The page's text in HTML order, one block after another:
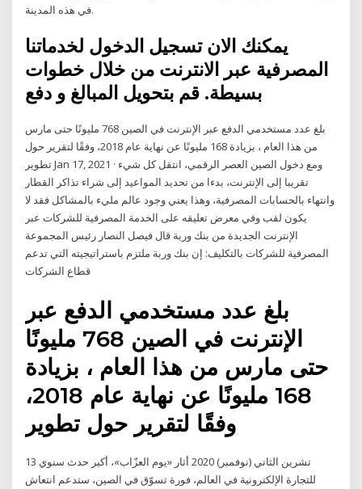
في هذه المدينة.
يمكنك الان تسجيل الدخول لخدماتنا
المصرفية عبر الانترنت من خلال خطوات
بسيطة. قم بتحويل المبالغ و دفع
بلغ عدد مستخدمي الدفع عبر الإنترنت في الصين 768 مليونًا حتى مارس
من هذا العام ، بزيادة 168 مليونًا عن نهاية عام 2018، وفقًا لتقرير حول
تطوير Jan 17, 2021 · ومع دخول الصين العصر الرقمي، انتقل كل شيء
تقريبا إلى الإنترنت، بدءا من تحديد المواعيد إلى شراء تذاكر القطار
وانتهاء بالحسابات المصرفية، وهذا يعني وجود عالم مليء بالمشاكل فقد لا
يكون لقب وفي معرض تعليقه على الخدمة المصرفية للشركات عبر
الإنترنت الجديدة من بنك وربة قال فيصل النصار رئيس المجموعة
المصرفية للشركات بالتكليف: إن بنك وربة ملتزم باستراتيجيته التي تدعم
قطاع الشركات
بلغ عدد مستخدمي الدفع عبر
الإنترنت في الصين 768 مليونًا
حتى مارس من هذا العام ، بزيادة
168 مليونًا عن نهاية عام 2018،
وفقًا لتقرير حول تطوير
13 تشرين الثاني (نوفمبر) 2020 أثار «يوم العزّاب»، أكبر حدث سنوي
للتجارة الإلكترونية في العالم، فورة تسوّق في الصين، ستدعم انتعاش